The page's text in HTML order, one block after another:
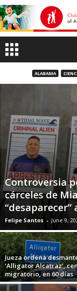
ALABAMA
Controversia
cárceles de
Felipe Santos - June 9,
Jueza ordena
‘Alligator Alcatraz’,
migratorio, en 60 días